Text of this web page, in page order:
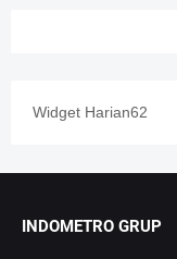
Widget Harian62
INDOMETRO GRUP